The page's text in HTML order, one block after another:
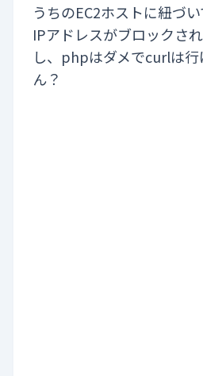
うちのEC2ホストに紐づ
IPアドレスがブロックさ
し、phpはダメでcurlは
ん？